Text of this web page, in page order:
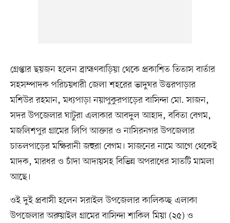
গ্রেপ্তার ছয়জন হলেন ব্রাহ্মণবাড়িয়া থেকে প্রকাশিত তিতাস বার্তার
সহসম্পাদক পরিচয়ধারী জেলা শহরের ভাদুঘর উত্তরপাড়ার
মশিউর রহমান, মধ্যপাড়া নয়াপুকুরপাড়ের বাসিন্দা মো. সাজন,
সদর উপজেলার ঘাটুরা এলাকার আবদুল আহাদ, ববিতা বেগম,
মজলিশপুর গ্রামের লিপি আক্তার ও নাসিরনগর উপজেলার
চাতলপাড়ের মক্ষিরানী জহুরা বেগম। সাজনের নামে আগে থেকেই
মাদক, মারধর ও চাঁদা আদায়সহ বিভিন্ন অপরাধের সাতটি মামলা
আছে।
ওই দুই প্রবাসী হলেন সরাইল উপজেলার কালিকচ্ছ এলাকা
উপজেলার অরুয়াইল গ্রামের বাসিন্দা শাকিল মিয়া (২৫) ও